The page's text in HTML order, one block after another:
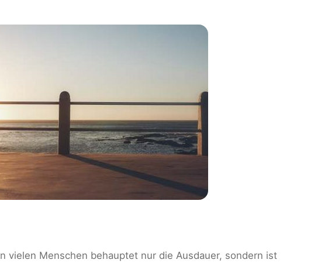
vielen Menschen behauptet nur die Ausdauer, sondern ist